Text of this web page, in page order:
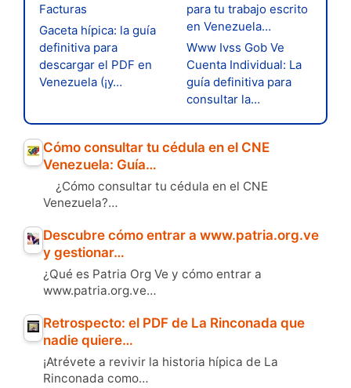
Facturas
Gaceta hípica: la guía
definitiva para
descargar el PDF en
Venezuela (¡y…
para tu trabajo escrito
en Venezuela…
Www Ivss Gob Ve
Cuenta Individual: La
guía definitiva para
consultar la…
Cómo consultar tu cédula en el CNE
Venezuela: Guía…
¿Cómo consultar tu cédula en el CNE
Venezuela?…
Descubre cómo entrar a www.patria.org.ve
y gestionar…
¿Qué es Patria Org Ve y cómo entrar a
www.patria.org.ve…
Retrospecto: el PDF de La Rinconada que
nadie quiere…
¡Atrévete a revivir la historia hípica de La
Rinconada como…